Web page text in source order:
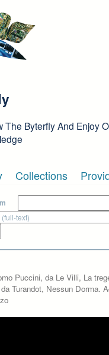
The Byterfly And Enjoy
Collections
Puccini, da Le Villi, La
Turandot, Nessun Dorma.